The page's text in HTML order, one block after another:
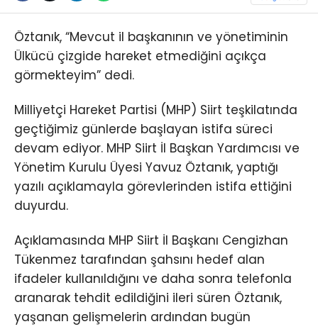
Öztanık, “Mevcut il başkanının ve yönetiminin
Ülkücü çizgide hareket etmediğini açıkça
görmekteyim” dedi.
Milliyetçi Hareket Partisi (MHP) Siirt teşkilatında
geçtiğimiz günlerde başlayan istifa süreci
devam ediyor. MHP Siirt İl Başkan Yardımcısı ve
Yönetim Kurulu Üyesi Yavuz Öztanık, yaptığı
yazılı açıklamayla görevlerinden istifa ettiğini
duyurdu.
Açıklamasında MHP Siirt İl Başkanı Cengizhan
Tükenmez tarafından şahsını hedef alan
ifadeler kullanıldığını ve daha sonra telefonla
aranarak tehdit edildiğini ileri süren Öztanık,
yaşanan gelişmelerin ardından bugün